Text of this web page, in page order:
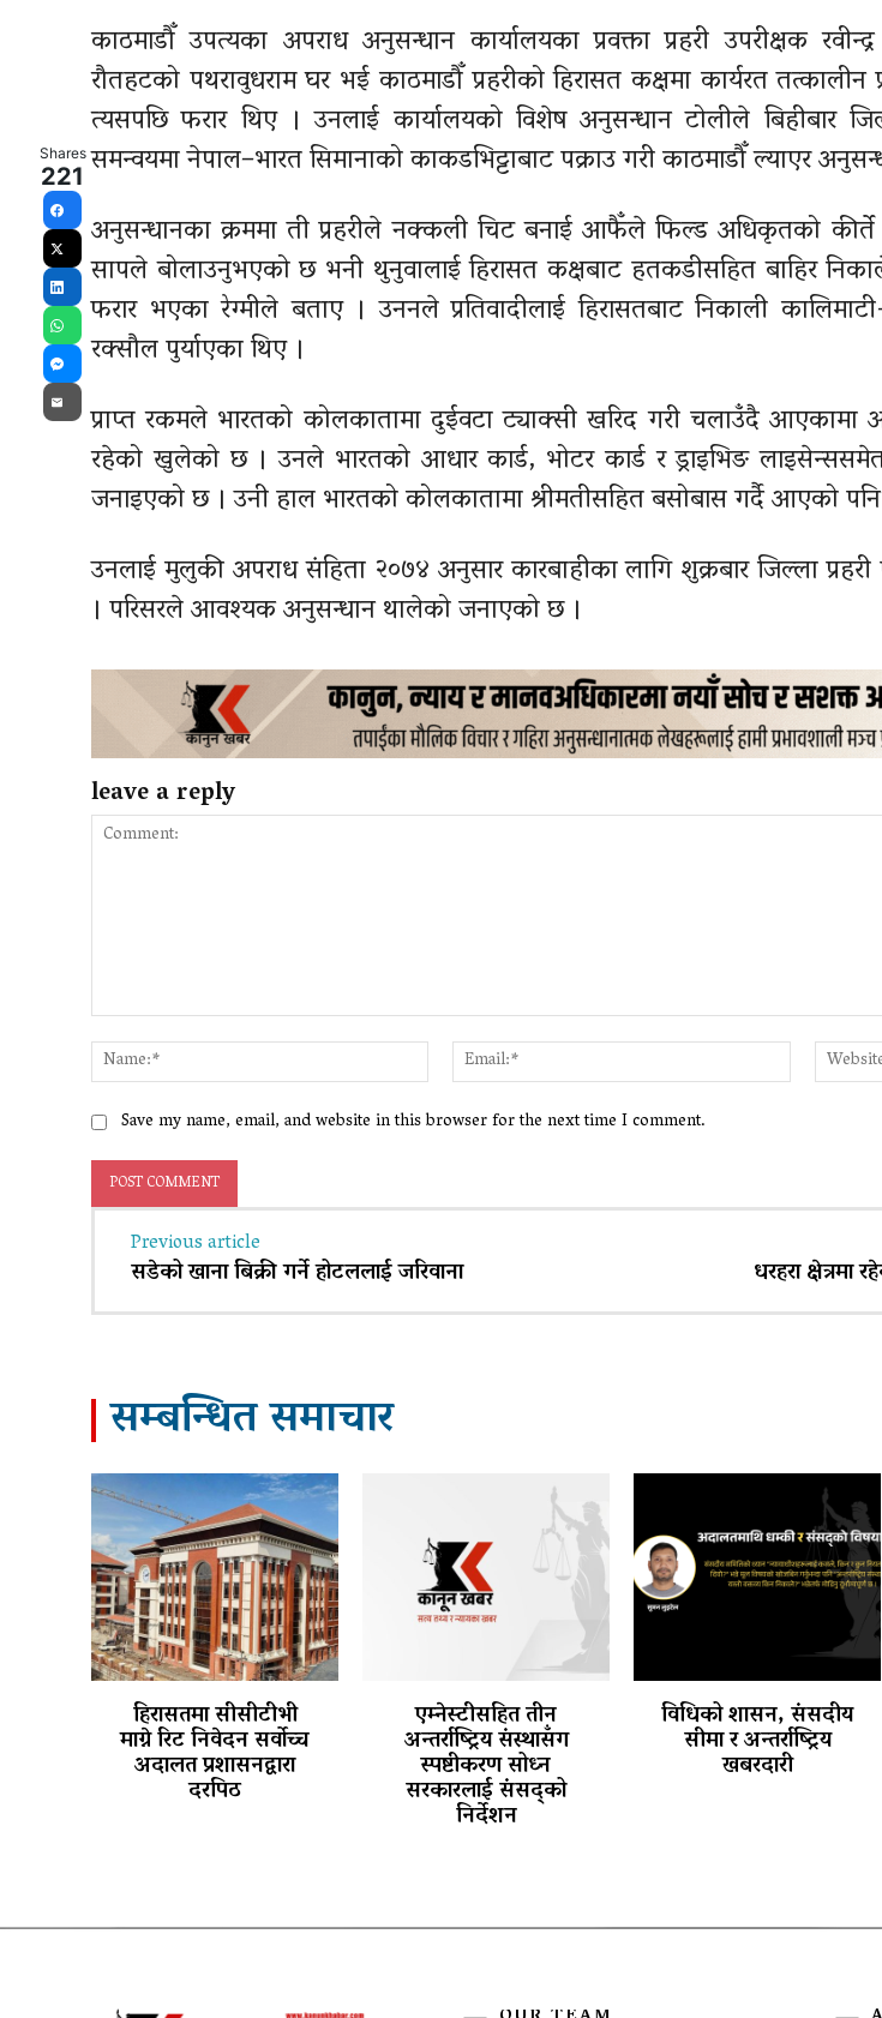
काठमाडौँ उपत्यका अपराध अनुसन्धान कार्यालयका प्रवक्ता प्रहरी उपरीक्षक
रौतहटको पथरावुधराम घर भई काठमाडौँ प्रहरीको हिरासत कक्षमा कार्यरत तत्कालीन
त्यसपछि फरार थिए । उनलाई कार्यालयको विशेष अनुसन्धान टोलीले बिहीबार
समन्वयमा नेपाल–भारत सिमानाको काकडभिट्टाबाट पक्राउ गरी काठमाडौँ ल्याएर
अनुसन्धानका क्रममा ती प्रहरीले नक्कली चिट बनाई आफैँले फिल्ड अधिकृतको
सापले बोलाउनुभएको छ भनी थुनुवालाई हिरासत कक्षबाट हतकडीसहित बाहिर
फरार भएका रेग्मीले बताए । उननले प्रतिवादीलाई हिरासतबाट निकाली
रक्सौल पुर्याएका थिए ।
प्राप्त रकमले भारतको कोलकातामा दुईवटा ट्याक्सी खरिद गरी चलाउँदै आएकामा
रहेको खुलेको छ । उनले भारतको आधार कार्ड, भोटर कार्ड र ड्राइभिङ
जनाइएको छ । उनी हाल भारतको कोलकातामा श्रीमतीसहित बसोबास गर्दै आएको
उनलाई मुलुकी अपराध संहिता २०७४ अनुसार कारबाहीका लागि शुक्रबार जिल्ला
। परिसरले आवश्यक अनुसन्धान थालेको जनाएको छ ।
leave a reply
Name:*
Email:*
Save my name, email, and website in this browser for the next time I comment.
Previous article
सडेको खाना बिक्री गर्ने होटललाई जरिवाना धरहरा क्षेत्रमा
सम्बन्धित समाचार
हिरासतमा सीसीटीभी
माग्ने रिट निवेदन सर्वोच्च
अदालत प्रशासनद्वारा
दरपिठ
एम्नेस्टीसहित तीन
अन्तर्राष्ट्रिय संस्थासँग
स्पष्टीकरण सोध्न
सरकारलाई संसद्को
निर्देशन
विधिको शासन, संसदीय
सीमा र अन्तर्राष्ट्रिय
खबरदारी
Shares
221
Facebook
X
LinkedIn
WhatsApp
Messenger
Email